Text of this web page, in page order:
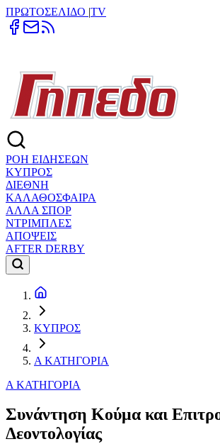
ΠΡΩΤΟΣΕΛΙΔΟ |TV
ΡΟΗ ΕΙΔΗΣΕΩΝ
ΚΥΠΡΟΣ
ΔΙΕΘΝΗ
ΚΑΛΑΘΟΣΦΑΙΡΑ
ΑΛΛΑ ΣΠΟΡ
ΝΤΡΙΜΠΛΕΣ
ΑΠΟΨΕΙΣ
AFTER DERBY
ΚΥΠΡΟΣ
Α ΚΑΤΗΓΟΡΙΑ
Α ΚΑΤΗΓΟΡΙΑ
Συνάντηση Κούμα και
Δεοντολογίας